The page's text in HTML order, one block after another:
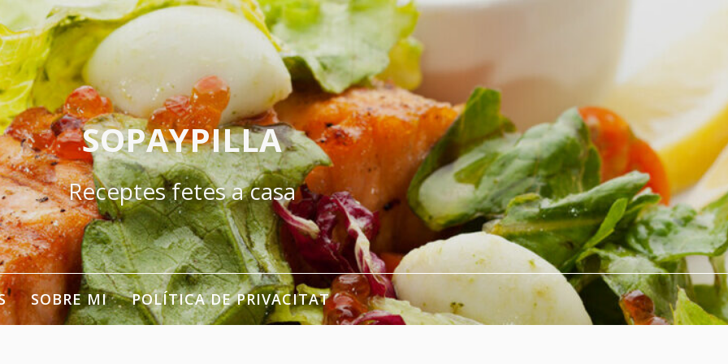
SOPAYPILLA
Receptes fetes a casa
SOBRE MI POLÍTICA DE PRIVACITAT